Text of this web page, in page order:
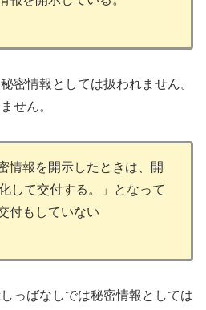
密情報としては扱われません。
せん。
情報を開示したときは、開
して交付する。」となって
付もしていない
っばなしでは秘密情報としては